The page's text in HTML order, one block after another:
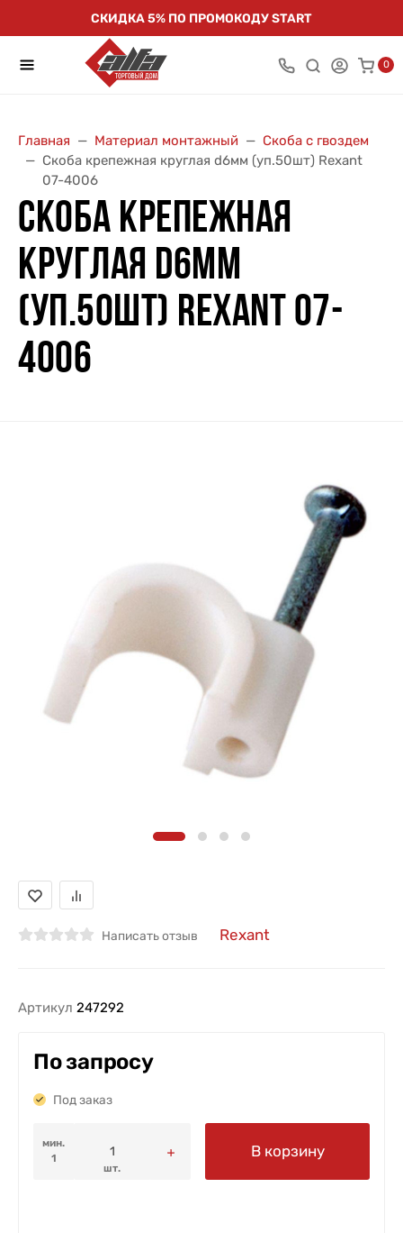
СКИДКА 5% ПО ПРОМОКОДУ START
0
Главная Материал монтажный
Скоба с гвоздем
Скоба крепежная круглая d6мм (уп.50шт) Rexant
07-4006
СКОБА КРЕПЕЖНАЯ
КРУГЛАЯ D6ММ
(УП.50ШТ) REXANT 07-
4006
Написать отзыв Rexant
Артикул 247292
По запросу
Под заказ
мин.
1
шт.
В корзину